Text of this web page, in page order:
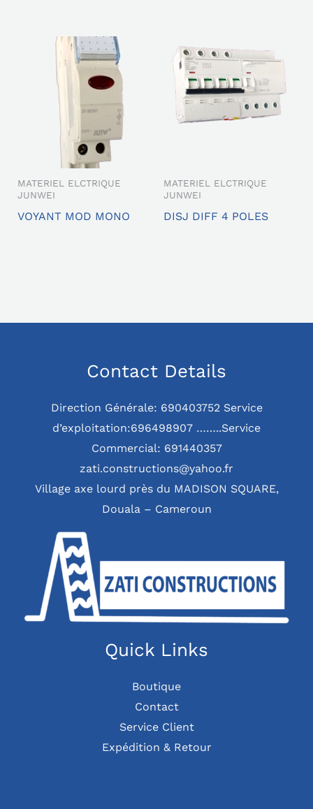
MATERIEL ELCTRIQUE
JUNWEI
VOYANT MOD MONO
MATERIEL ELCTRIQUE
JUNWEI
DISJ DIFF 4 POLES
Contact Details
Direction Générale: 690403752 Service
d’exploitation:696498907 ……..Service
Commercial: 691440357
zati.constructions@yahoo.fr
Village axe lourd près du MADISON SQUARE,
Douala – Cameroun
Quick Links
Boutique
Contact
Service Client
Expédition & Retour